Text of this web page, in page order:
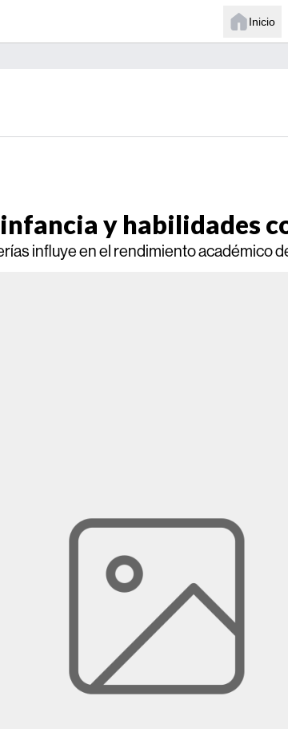
Inicio
y habilidades
influye en el rendimiento académico